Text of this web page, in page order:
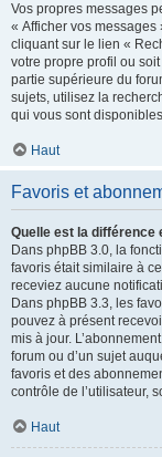
Vos propres messages
« Afficher vos messages
cliquant sur le lien «
votre propre profil ou
partie supérieure du
sujets, utilisez la
qui vous sont
Haut
Favoris et
Quelle est la différence
Dans phpBB 3.0, la
favoris était similaire à
receviez aucune
Dans phpBB 3.3, les
pouvez à présent
mis à jour.
forum ou d’un sujet
favoris et des
contrôle de l’utilisateur,
Haut